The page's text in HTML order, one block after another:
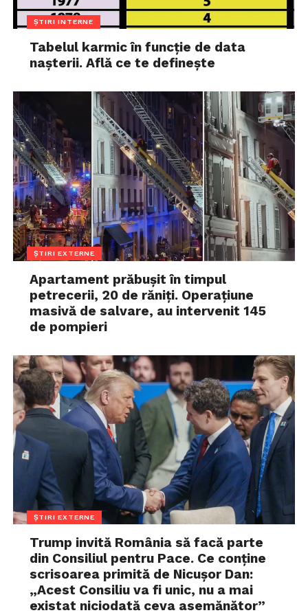
ȘTIRI INTERNE
Tabelul karmic în funcție de data
nașterii. Află ce te definește
ȘTIRI EXTERNE
Apartament prăbușit în timpul
petrecerii, 20 de răniți. Operațiune
masivă de salvare, au intervenit 145
de pompieri
ȘTIRI EXTERNE
Trump invită România să facă parte
din Consiliul pentru Pace. Ce conține
scrisoarea primită de Nicușor Dan:
„Acest Consiliu va fi unic, nu a mai
existat niciodată ceva asemănător”